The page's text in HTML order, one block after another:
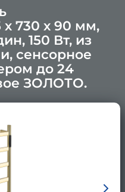
х 730 х 90 мм,
150 Вт, из
сенсорное
до 24
ЗОЛОТО.